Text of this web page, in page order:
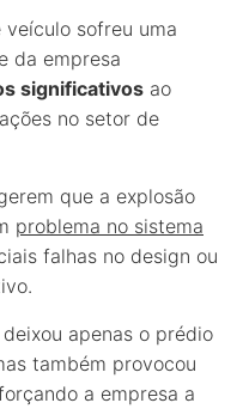
sofreu uma
da empresa
significativos ao
no setor de
que a explosão
problema no sistema
falhas no design ou
apenas o prédio
também provocou
a empresa a